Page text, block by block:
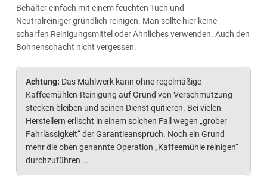
Behälter einfach mit einem feuchten Tuch und
Neutralreiniger gründlich reinigen. Man sollte hier keine
scharfen Reinigungsmittel oder Ähnliches verwenden. Auch den
Bohnenschacht nicht vergessen.
Achtung: Das Mahlwerk kann ohne regelmäßige
Kaffeemühlen-Reinigung auf Grund von Verschmutzung
stecken bleiben und seinen Dienst quitieren. Bei vielen
Herstellern erlischt in einem solchen Fall wegen „grober
Fahrlässigkeit“ der Garantieanspruch. Noch ein Grund
mehr die oben genannte Operation „Kaffeemühle reinigen“
durchzuführen …